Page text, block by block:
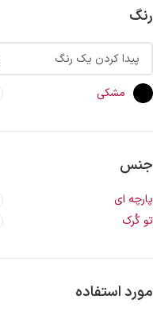
رنگ
مشکی
جنس
پارچه ای
تو کُرک
مورد استفاده